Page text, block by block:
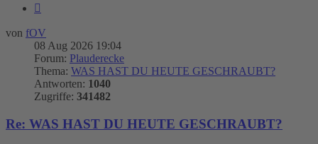
von fOV
08 Aug 2026 19:04
Forum: Plauderecke
Thema: WAS HAST DU HEUTE GESCHRAUBT?
Antworten: 1040
Zugriffe: 341482
Re: WAS HAST DU HEUTE GESCHRAUBT?